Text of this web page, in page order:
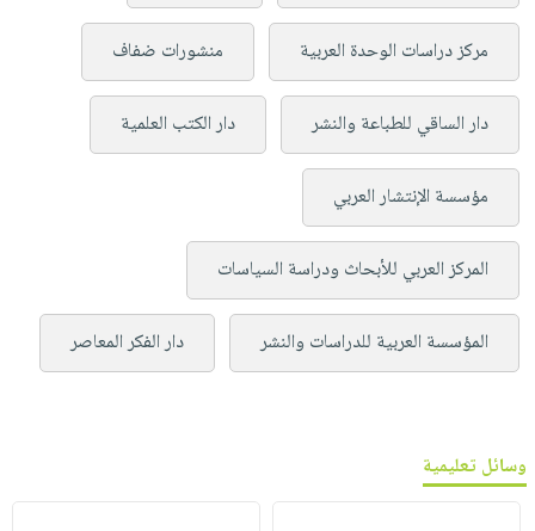
مركز دراسات الوحدة العربية منشورات ضفاف
دار الساقي للطباعة والنشر دار الكتب العلمية
مؤسسة الإنتشار العربي
المركز العربي للأبحاث ودراسة السياسات
المؤسسة العربية للدراسات والنشر دار الفكر المعاصر
وسائل تعليمية